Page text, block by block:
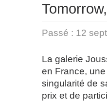
Passé : 12
La galerie
en France,
singularité de
prix et de